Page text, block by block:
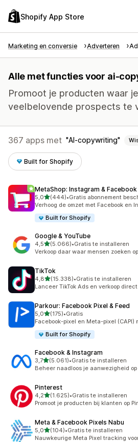
Shopify App Store
Marketing en conversie Adverteren
Alle met functies voor ai-
Promoot je producten waar
veelbelovende prospects te
367 apps met AI-copywriting
Built for Shopify
MetaShop: Instagram & Facebook
5,0van 5 sterren
(444)
444 recensies in totaal
•Gratis abonnement
Verhoog de omzet met Facebook en
Built for Shopify
Google & YouTube
4,5van 5 sterren
(5.066)
5066 recensies in totaal
•Gratis te installeren
Verkoop daar waar mensen zoeken
TikTok
4,8van 5 sterren
(15.338)
15338 recensies in totaal
•Gratis te installeren
Lanceer TikTok Ads en verkoop
Parkour: Facebook Pixel & Feed
5,0van 5 sterren
(175)
175 recensies in totaal
•Gratis
Facebook-pixel en Meta-pixel
Built for Shopify
Facebook & Instagram
3,7van 5 sterren
(5.061)
5061 recensies in totaal
•Gratis te installeren
Beheer naadloos je aanwezigheid
Pinterest
4,2van 5 sterren
(1.625)
1625 recensies in totaal
•Gratis te installeren
Promoot je producten bij klanten op
Meta & Facebook Pixels Nabu
5,0van 5 sterren
(104)
104 recensies in totaal
•Gratis te installeren
Nauwkeurige Meta Pixel tracking